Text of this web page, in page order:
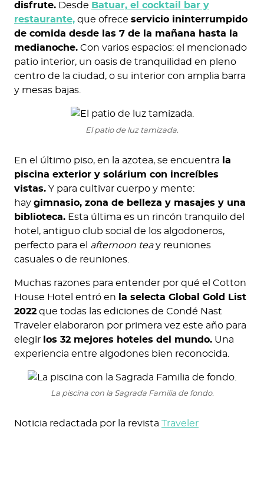
disfrute. Desde Batuar, el cocktail bar y
restaurante, que ofrece servicio ininterrumpido
de comida desde las 7 de la mañana hasta la
medianoche. Con varios espacios: el mencionado
patio interior, un oasis de tranquilidad en pleno
centro de la ciudad, o su interior con amplia barra
y mesas bajas.
El patio de luz tamizada.
En el último piso, en la azotea, se encuentra
la
piscina exterior y solárium con increíbles
vistas. Y para cultivar cuerpo y mente:
hay gimnasio, zona de belleza y masajes y una
biblioteca. Esta última es un rincón tranquilo del
hotel, antiguo club social de los algodoneros,
perfecto para el afternoon teay reuniones
casuales o de reuniones.
Muchas razones para entender por qué el Cotton
House Hotel entró en
la selecta Global Gold List
2022 que todas las ediciones de Condé Nast
Traveler elaboraron por primera vez este año para
elegir los 32 mejores hoteles del mundo. Una
experiencia entre algodones bien reconocida.
La piscina con la Sagrada Familia de fondo.
Noticia redactada por la revista Traveler